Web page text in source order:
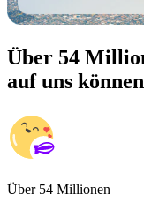
Über 54
auf uns
Über 54 Millionen